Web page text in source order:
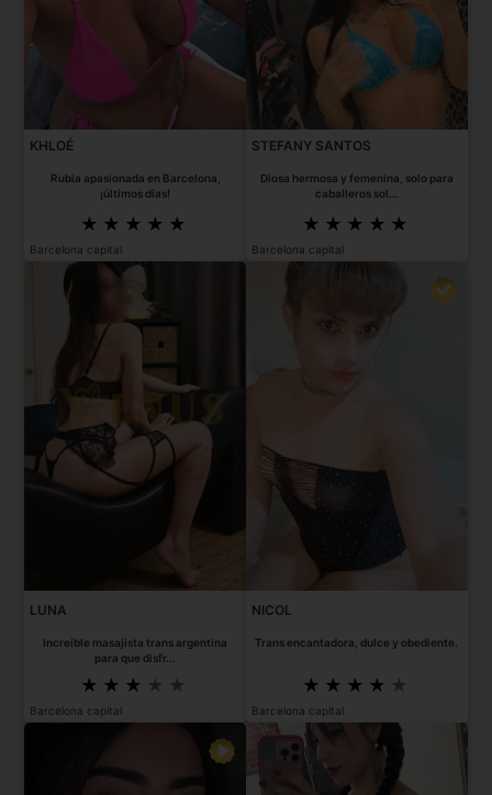
KHLOÉ
Rubia apasionada en Barcelona,
¡últimos días!
Barcelona capital
STEFANY SANTOS
Diosa hermosa y femenina, solo para
caballeros sol...
Barcelona capital
LUNA
Increíble masajista trans argentina
para que disfr...
Barcelona capital
NICOL
Trans encantadora, dulce y obediente.
Barcelona capital